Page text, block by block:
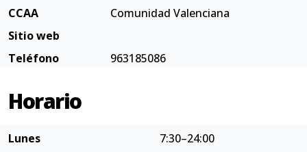
CCAA
Comunidad Valenciana
Sitio web
Teléfono
963185086
Horario
Lunes
7:30–24:00